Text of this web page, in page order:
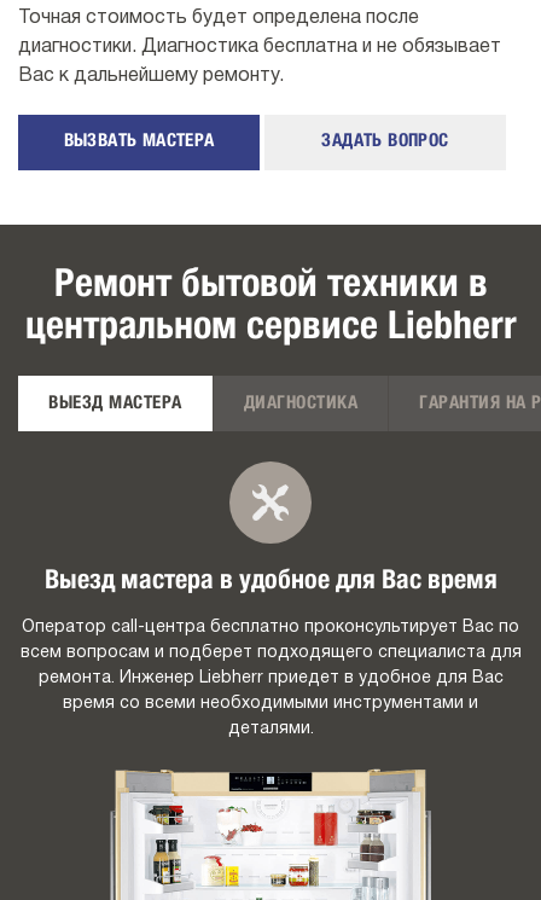
Точная стоимость будет определена после
диагностики. Диагностика бесплатна и не обязывает
Вас к дальнейшему ремонту.
ВЫЗВАТЬ МАСТЕРА ЗАДАТЬ ВОПРОС
Ремонт бытовой техники в
центральном сервисе Liebherr
ВЫЕЗД МАСТЕРА ДИАГНОСТИКА ГАРАНТИЯ НА
Выезд мастера в удобное для Вас время
Оператор call-центра бесплатно проконсультирует Вас по
всем вопросам и подберет подходящего специалиста для
ремонта. Инженер Liebherr приедет в удобное для Вас
время со всеми необходимыми инструментами и
деталями.